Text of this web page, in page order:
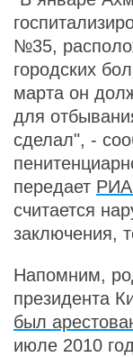
№35,
городских
марта он
для
сделал", -
передает РИА
считается
заключения,
Напомним,
президента
был
июле 2010